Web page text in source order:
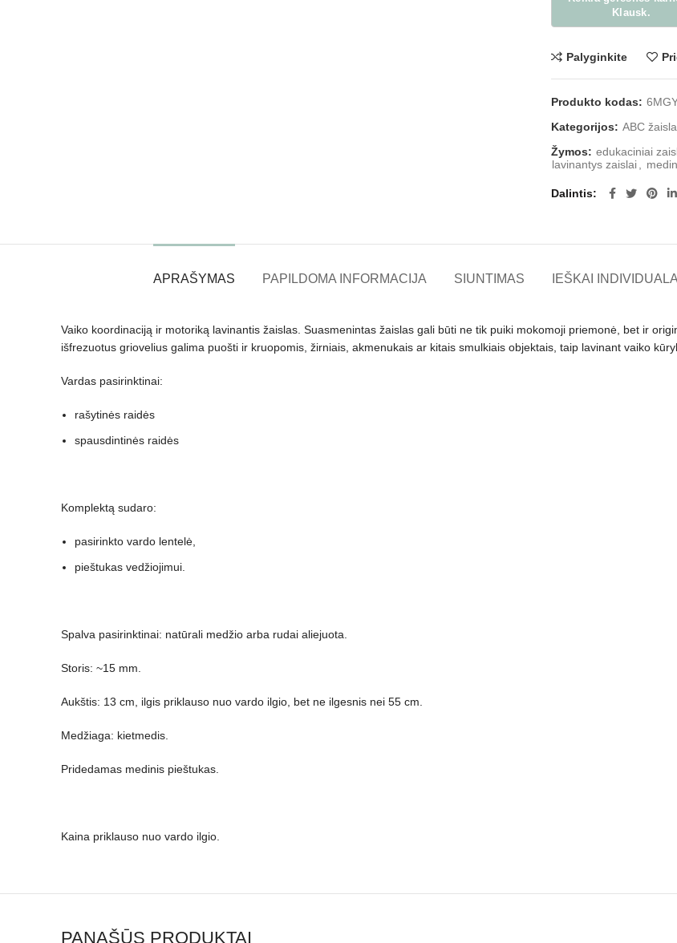
Palyginkite
Produkto kodas:
Kategorijos: ABC
Žymos: edukaciniai
lavinantys zaislai
Dalintis
APRAŠYMAS PAPILDOMA INFORMACIJA SIUNTIMAS IEŠKAI
Vaiko koordinaciją ir motoriką lavinantis žaislas. Suasmenintas žaislas gali būti ne tik puiki mokomoji priemonė, bet ir
išfrezuotus griovelius galima puošti ir kruopomis, žirniais, akmenukais ar kitais smulkiais objektais, taip lavinant vaiko
Vardas pasirinktinai:
rašytinės raidės
spausdintinės raidės
Komplektą sudaro:
pasirinkto vardo lentelė,
pieštukas vedžiojimui.
Spalva pasirinktinai: natūrali medžio arba rudai aliejuota.
Storis: ~15 mm.
Aukštis: 13 cm, ilgis priklauso nuo vardo ilgio, bet ne ilgesnis nei 55 cm.
Medžiaga: kietmedis.
Pridedamas medinis pieštukas.
Kaina priklauso nuo vardo ilgio.
PANAŠŪS PRODUKTAI